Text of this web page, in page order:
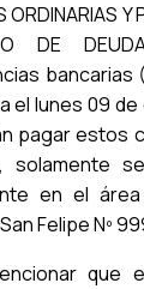
Y
DE
bancarias
el lunes 09 de
pagar estos
solamente
en el
Felipe Nº
que